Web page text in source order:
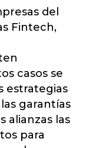
del
Fintech,
casos se
estrategias
garantías
alianzas las
para